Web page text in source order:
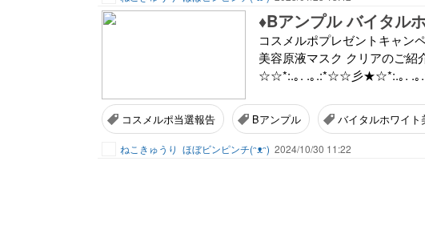
♦︎Bアンプル バイタル
コスメルポプレゼントキャン
美容原液マスク クリアのご
☆☆*:.｡. .｡.:*☆☆彡★☆*:.｡. .｡
コスメルポ当選報告 Bアンプル バイタルホワイ
ねこきゅうり ほぼビンピンチ(ᵔᴥᵔ) 2024/10/30 11:22